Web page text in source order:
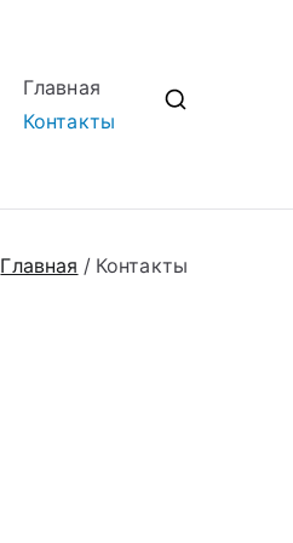
Главная
Контакты
Главная Контакты